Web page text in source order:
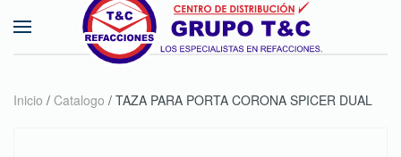
Skip to main content
Inicio / Catalogo / TAZA PARA PORTA CORONA SPICER DUAL